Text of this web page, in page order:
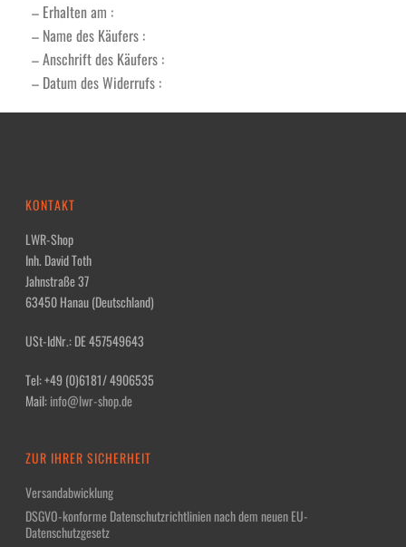
– Erhalten am :
– Name des Käufers :
– Anschrift des Käufers :
– Datum des Widerrufs :
KONTAKT
LWR-Shop
Inh. David Toth
Jahnstraße 37
63450 Hanau (Deutschland)
USt-IdNr.: DE 457549643
Tel: +49 (0)6181/ 4906535
Mail:info@lwr-shop.de
ZUR IHRER SICHERHEIT
Versandabwicklung
DSGVO-konforme Datenschutzrichtlinien nach dem neuen EU-
Datenschutzgesetz